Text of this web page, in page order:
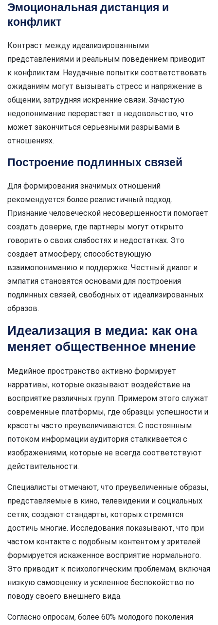
Эмоциональная дистанция и
конфликт
Контраст между идеализированными
представлениями и реальным поведением приводит
к конфликтам. Неудачные попытки соответствовать
ожиданиям могут вызывать стресс и напряжение в
общении, затрудняя искренние связи. Зачастую
недопонимание перерастает в недовольство, что
может закончиться серьезными разрывами в
отношениях.
Построение подлинных связей
Для формирования значимых отношений
рекомендуется более реалистичный подход.
Признание человеческой несовершенности помогает
создать доверие, где партнеры могут открыто
говорить о своих слабостях и недостатках. Это
создает атмосферу, способствующую
взаимопониманию и поддержке. Честный диалог и
эмпатия становятся основами для построения
подлинных связей, свободных от идеализированных
образов.
Идеализация в медиа: как она
меняет общественное мнение
Медийное пространство активно формирует
нарративы, которые оказывают воздействие на
восприятие различных групп. Примером этого служат
современные платформы, где образцы успешности и
красоты часто преувеличиваются. С постоянным
потоком информации аудитория сталкивается с
изображениями, которые не всегда соответствуют
действительности.
Специалисты отмечают, что преувеличенные образы,
представляемые в кино, телевидении и социальных
сетях, создают стандарты, которых стремятся
достичь многие. Исследования показывают, что при
частом контакте с подобным контентом у зрителей
формируется искаженное восприятие нормального.
Это приводит к психологическим проблемам, включая
низкую самооценку и усиленное беспокойство по
поводу своего внешнего вида.
Согласно опросам, более 60% молодого поколения